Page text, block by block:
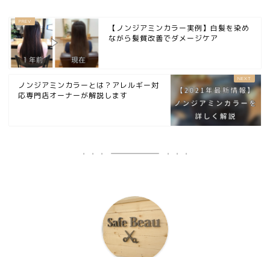
【ノンジアミンカラー実例】白髪を染め
ながら髪質改善でダメージケア
ノンジアミンカラーとは？アレルギー対
応専門店オーナーが解説します